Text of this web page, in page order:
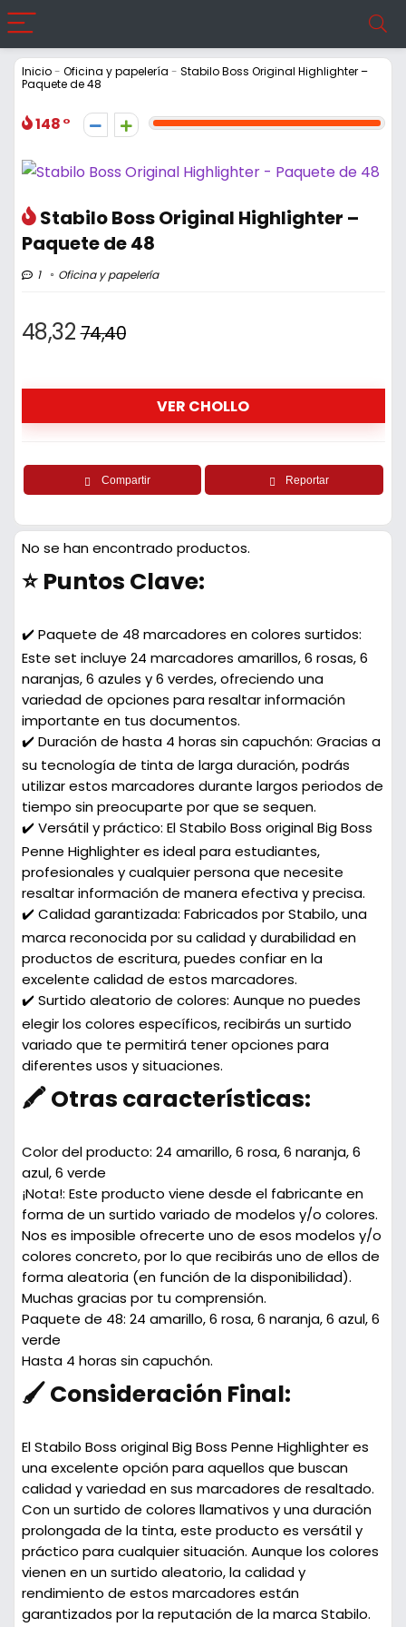
Inicio- Oficina y papelería - Stabilo Boss Original Highlighter –
Paquete de 48
148
Stabilo Boss Original Highlighter –
Paquete de 48
1 Oficina y papelería
48,32 74,40
VER CHOLLO
Compartir Reportar
No se han encontrado productos.
⭐ Puntos Clave:
✔️ Paquete de 48 marcadores en colores surtidos:
Este set incluye 24 marcadores amarillos, 6 rosas, 6
naranjas, 6 azules y 6 verdes, ofreciendo una
variedad de opciones para resaltar información
importante en tus documentos.
✔️ Duración de hasta 4 horas sin capuchón: Gracias a
su tecnología de tinta de larga duración, podrás
utilizar estos marcadores durante largos periodos de
tiempo sin preocuparte por que se sequen.
✔️ Versátil y práctico: El Stabilo Boss original Big Boss
Penne Highlighter es ideal para estudiantes,
profesionales y cualquier persona que necesite
resaltar información de manera efectiva y precisa.
✔️ Calidad garantizada: Fabricados por Stabilo, una
marca reconocida por su calidad y durabilidad en
productos de escritura, puedes confiar en la
excelente calidad de estos marcadores.
✔️ Surtido aleatorio de colores: Aunque no puedes
elegir los colores específicos, recibirás un surtido
variado que te permitirá tener opciones para
diferentes usos y situaciones.
🖍️ Otras características:
Color del producto: 24 amarillo, 6 rosa, 6 naranja, 6
azul, 6 verde
¡Nota!: Este producto viene desde el fabricante en
forma de un surtido variado de modelos y/o colores.
Nos es imposible ofrecerte uno de esos modelos y/o
colores concreto, por lo que recibirás uno de ellos de
forma aleatoria (en función de la disponibilidad).
Muchas gracias por tu comprensión.
Paquete de 48: 24 amarillo, 6 rosa, 6 naranja, 6 azul, 6
verde
Hasta 4 horas sin capuchón.
🖌️ Consideración Final:
El Stabilo Boss original Big Boss Penne Highlighter es
una excelente opción para aquellos que buscan
calidad y variedad en sus marcadores de resaltado.
Con un surtido de colores llamativos y una duración
prolongada de la tinta, este producto es versátil y
práctico para cualquier situación. Aunque los colores
vienen en un surtido aleatorio, la calidad y
rendimiento de estos marcadores están
garantizados por la reputación de la marca Stabilo.